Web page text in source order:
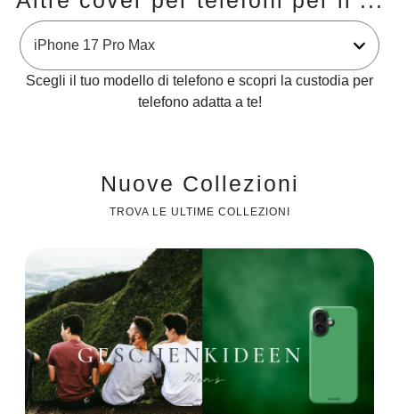
Scegli il tuo modello di telefono e scopri la custodia per
telefono adatta a te!
Nuove Collezioni
TROVA LE ULTIME COLLEZIONI